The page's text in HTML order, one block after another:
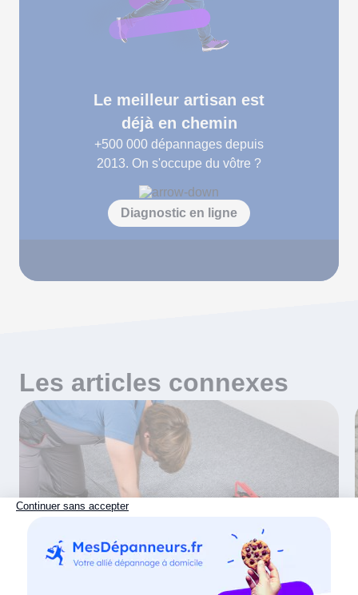
Le meilleur artisan est
déjà en chemin
+500 000 dépannages depuis
2013. On s'occupe du vôtre ?
Diagnostic en ligne
Les articles connexes